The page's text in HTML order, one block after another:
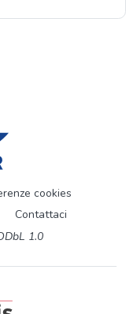
cookies
Contattaci
1.0